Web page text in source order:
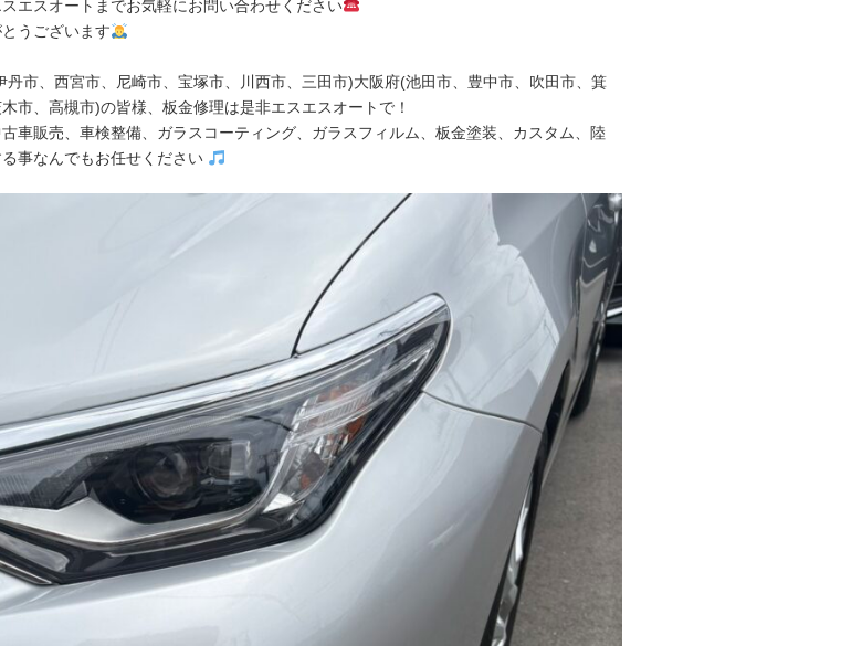
エスオートまでお気軽にお問い合わせください
うございます
丹市、西宮市、尼崎市、宝塚市、川西市、三田市)大阪府(池田市、豊中市、吹田市、箕
市、高槻市)の皆様、板金修理は是非エスエスオートで！
車販売、車検整備、ガラスコーティング、ガラスフィルム、板金塗装、カスタム、陸
事なんでもお任せください